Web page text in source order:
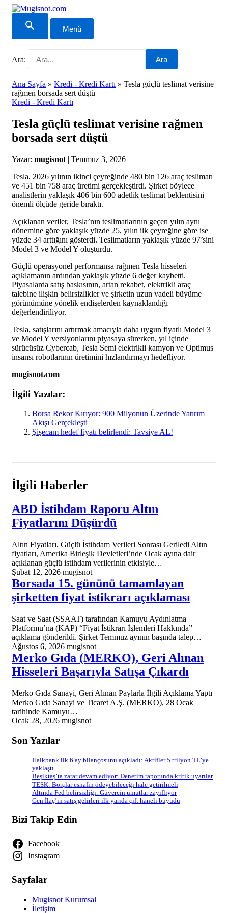
Menü
Ara: Ara
Ana Sayfa » Kredi - Kredi Kartı » Tesla güçlü teslimat verisine
rağmen borsada sert düştü
Kredi - Kredi Kartı
Tesla güçlü teslimat verisine rağmen
borsada sert düştü
Yazar: mugisnot | Temmuz 3, 2026
Tesla, 2026 yılının ikinci çeyreğinde 480 bin 126 araç teslimatı
ve 451 bin 758 araç üretimi gerçekleştirdi. Şirket böylece
analistlerin yaklaşık 406 bin 600 adetlik teslimat beklentisini
önemli ölçüde geride bıraktı.
Açıklanan veriler, Tesla’nın teslimatlarının geçen yılın aynı
dönemine göre yaklaşık yüzde 25, yılın ilk çeyreğine göre ise
yüzde 34 arttığını gösterdi. Teslimatların yaklaşık yüzde 97’sini
Model 3 ve Model Y oluşturdu.
Güçlü operasyonel performansa rağmen Tesla hisseleri
açıklamanın ardından yaklaşık yüzde 6 değer kaybetti.
Piyasalarda satış baskısının, artan rekabet, elektrikli araç
talebine ilişkin belirsizlikler ve şirketin uzun vadeli büyüme
görünümüne yönelik endişelerden kaynaklandığı
değerlendiriliyor.
Tesla, satışlarını artırmak amacıyla daha uygun fiyatlı Model 3
ve Model Y versiyonlarını piyasaya sürerken, yıl içinde
sürücüsüz Cybercab, Tesla Semi elektrikli kamyon ve Optimus
insansı robotlarının üretimini hızlandırmayı hedefliyor.
mugisnot.com
İlgili Yazılar:
Borsa Rekor Kırıyor: 900 Milyonun Üzerinde Yatırım
Akışı Gerçekleşti
Şişecam hedef fiyatı belirlendi: Tavsiye AL!
İlgili Haberler
ABD İstihdam Raporu Altın
Fiyatlarını Düşürdü
Altın Fiyatları, Güçlü İstihdam Verileri Sonrası Geriledi Altın
fiyatları, Amerika Birleşik Devletleri’nde Ocak ayına dair
açıklanan güçlü istihdam verilerinin etkisiyle…
Şubat 12, 2026 mugisnot
Borsada 15. gününü tamamlayan
şirketten fiyat istikrarı açıklaması
Saat ve Saat (SSAAT) tarafından Kamuyu Aydınlatma
Platformu’na (KAP) “Fiyat İstikrarı İşlemleri Hakkında”
açıklama gönderildi. Şirket Temmuz ayının başında talep…
Ağustos 6, 2026 mugisnot
Merko Gıda (MERKO), Geri Alınan
Hisseleri Başarıyla Satışa Çıkardı
Merko Gıda Sanayi, Geri Alınan Paylarla İlgili Açıklama Yaptı
Merko Gıda Sanayi ve Ticaret A.Ş. (MERKO), 28 Ocak
tarihinde Kamuyu…
Ocak 28, 2026 mugisnot
Son Yazılar
Halkbank ilk 6 ay bilançosunu açıkladı: Aktifler 5 trilyon TL’ye
yaklaştı
Beşiktaş’ta zarar devam ediyor: Denetim raporunda kritik uyarılar
TESK: Borçlar esnafın ödeyebileceği hale getirilmeli
Altında Fed belirsizliği: Güvercin umutlar zayıflıyor
Gen İlaç’ın satış gelirleri ilk yarıda çift haneli büyüdü
Bizi Takip Edin
Facebook
Instagram
Sayfalar
Mugisnot Kurumsal
İletişim